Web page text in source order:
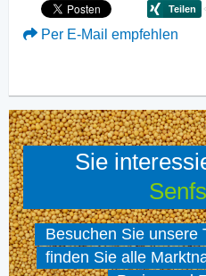
Per E-Mail empfehlen
Sie
Besuchen Sie unsere
finden Sie alle